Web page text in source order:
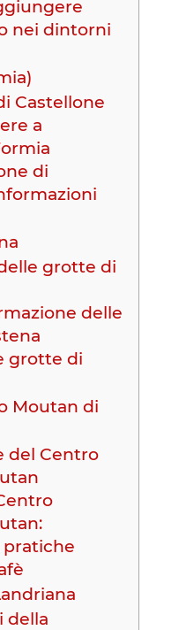
nei dintorni
Castellone
a
di
grotte di
delle
grotte di
Moutan di
del Centro
della